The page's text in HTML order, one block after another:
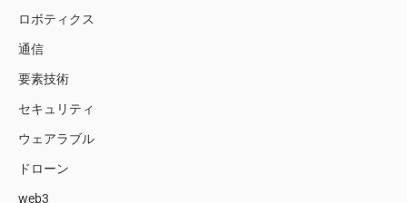
ロボティクス
通信
要素技術
セキュリティ
ウェアラブル
ドローン
web3